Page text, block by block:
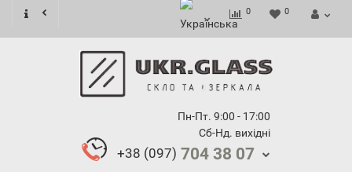
0 0
Пн-Пт. 9:00 - 17:00
Сб-Нд. вихідні
+38 (097) 704 38 07